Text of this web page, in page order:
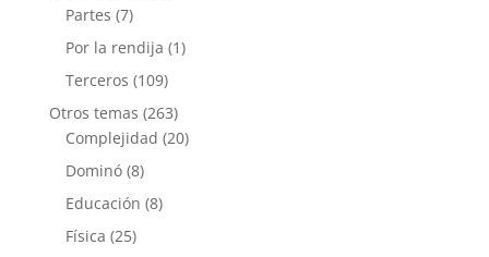
Partes (7)
Por la rendija (1)
Terceros (109)
Otros temas (263)
Complejidad (20)
Dominó(8)
Educación (8)
Física (25)